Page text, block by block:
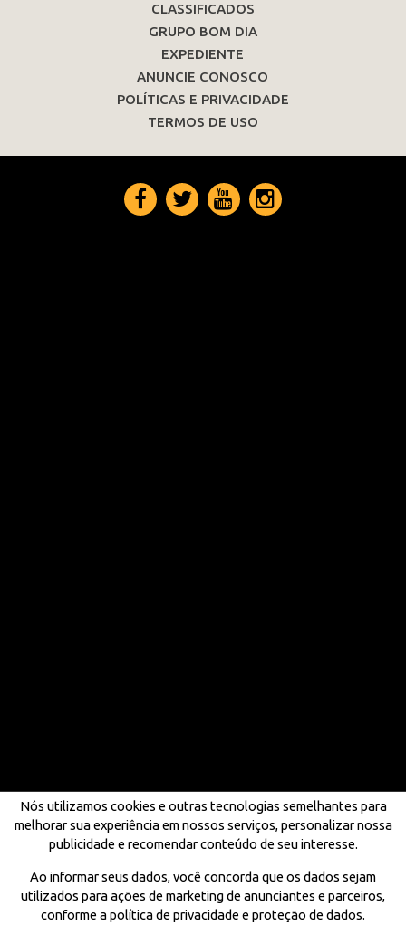
CLASSIFICADOS
GRUPO BOM DIA
EXPEDIENTE
ANUNCIE CONOSCO
POLÍTICAS E PRIVACIDADE
TERMOS DE USO
Nós utilizamos cookies e outras tecnologias semelhantes para
melhorar sua experiência em nossos serviços, personalizar nossa
publicidade e recomendar conteúdo de seu interesse.
Ao informar seus dados, você concorda que os dados sejam
utilizados para ações de marketing de anunciantes e parceiros,
conforme a política de privacidade e proteção de dados.